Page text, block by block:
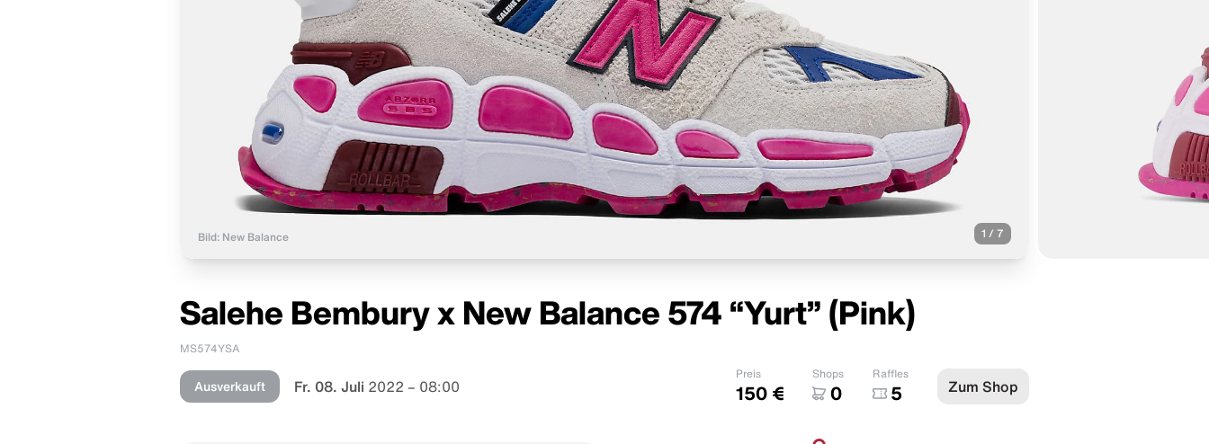
Bild: New Balance 1 / 7
Salehe Bembury x New Balance 574 “Yurt” (Pink)
MS574YSA
Ausverkauft Fr. 08. Juli 2022 – 08:00
Preis
150 €
Shops
0
Raffles
5 Zum Shop